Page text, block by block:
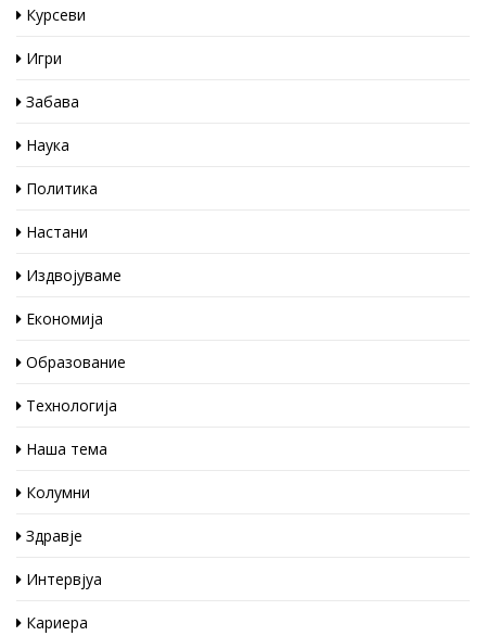
Курсеви
Игри
Забава
Наука
Политика
Настани
Издвојуваме
Економија
Образование
Технологија
Наша тема
Колумни
Здравје
Интервјуа
Кариера